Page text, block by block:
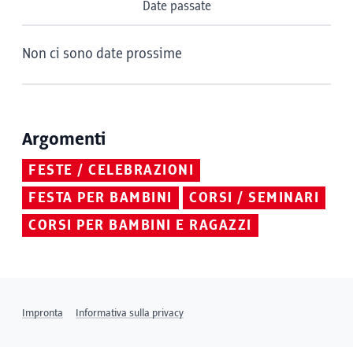
Date passate
Non ci sono date prossime
Argomenti
FESTE / CELEBRAZIONI
FESTA PER BAMBINI
CORSI / SEMINARI
CORSI PER BAMBINI E RAGAZZI
Impronta Informativa sulla privacy